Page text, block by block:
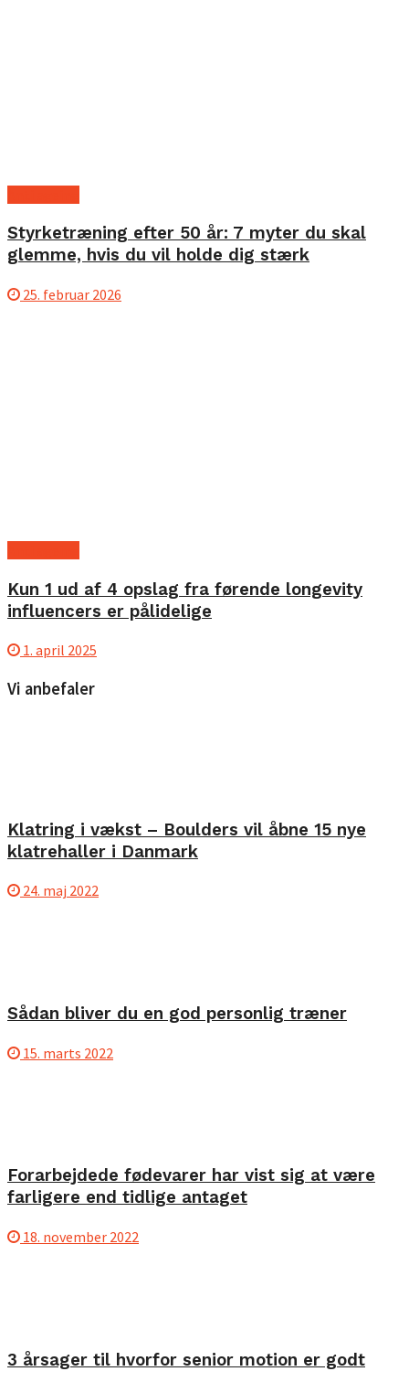
Styrketræning efter 50 år: 7 myter du skal
glemme, hvis du vil holde dig stærk
25. februar 2026
Kun 1 ud af 4 opslag fra førende longevity
influencers er pålidelige
1. april 2025
Vi anbefaler
Klatring i vækst – Boulders vil åbne 15 nye
klatrehaller i Danmark
24. maj 2022
Sådan bliver du en god personlig træner
15. marts 2022
Forarbejdede fødevarer har vist sig at være
farligere end tidlige antaget
18. november 2022
3 årsager til hvorfor senior motion er godt